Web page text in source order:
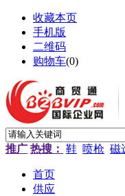
收藏本页
手机版
二维码
购物车(0)
推广 热搜： 鞋 喷枪 磁
首页
供应